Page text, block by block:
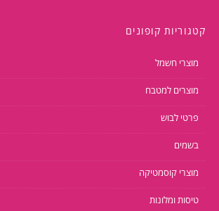
קטגוריות קופונים
מוצרי חשמל
מוצרים למטבח
פרטי לבוש
בשמים
מוצרי קוסמטיקה
טיסות ומלונות